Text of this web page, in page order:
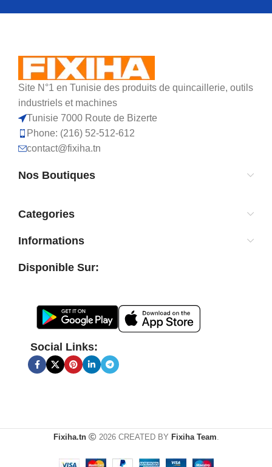
Site N°1 en Tunisie des produits de quincaillerie, outils
industriels et machines
Tunisie 7000 Route de Bizerte
Phone: (216) 52-512-612
contact@fixiha.tn
Nos Boutiques
Categories
Informations
Disponible Sur:
Social Links:
Fixiha.tn 2026 CREATED BY Fixiha Team.